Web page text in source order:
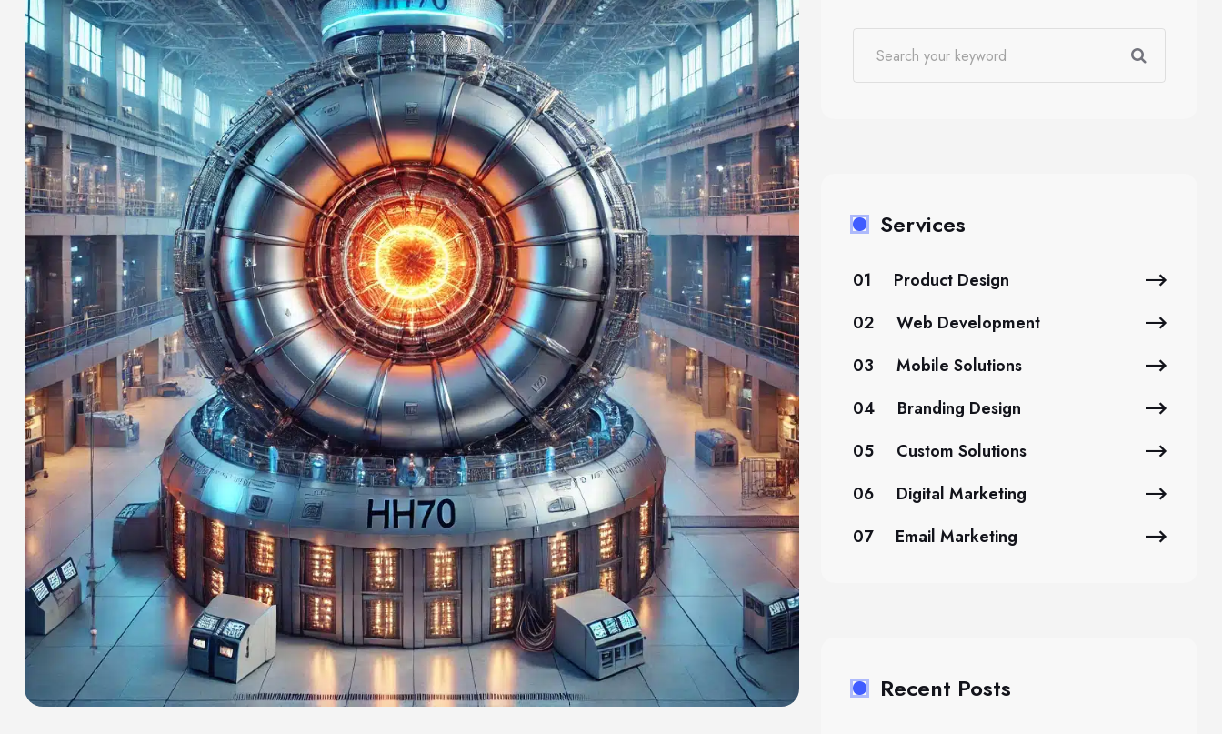
Services
01
Product Design
02
Web Development
03
Mobile Solutions
04
Branding Design
05
Custom Solutions
06
Digital Marketing
07
Email Marketing
Recent Posts